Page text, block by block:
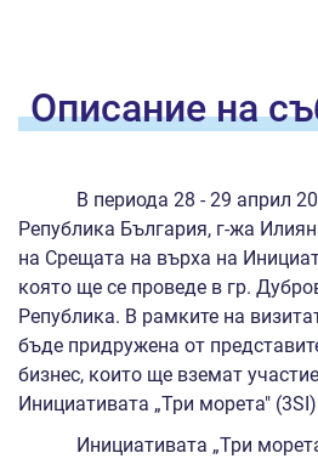
Oписание на
В периода 28 - 29 април
Република България, г-жа
на Срещата на върха на
която ще се проведе в гр.
Република. В рамките на
бъде придружена от
бизнес, които ще вземат
Инициативата „Три морета"
Инициативата „Три